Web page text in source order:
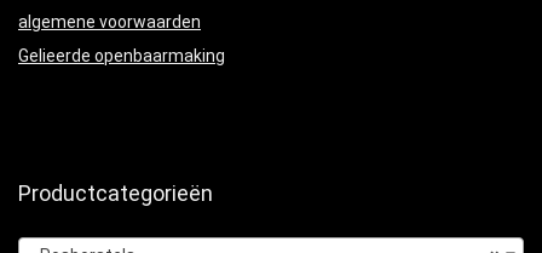
algemene voorwaarden
Gelieerde openbaarmaking
Productcategorieën